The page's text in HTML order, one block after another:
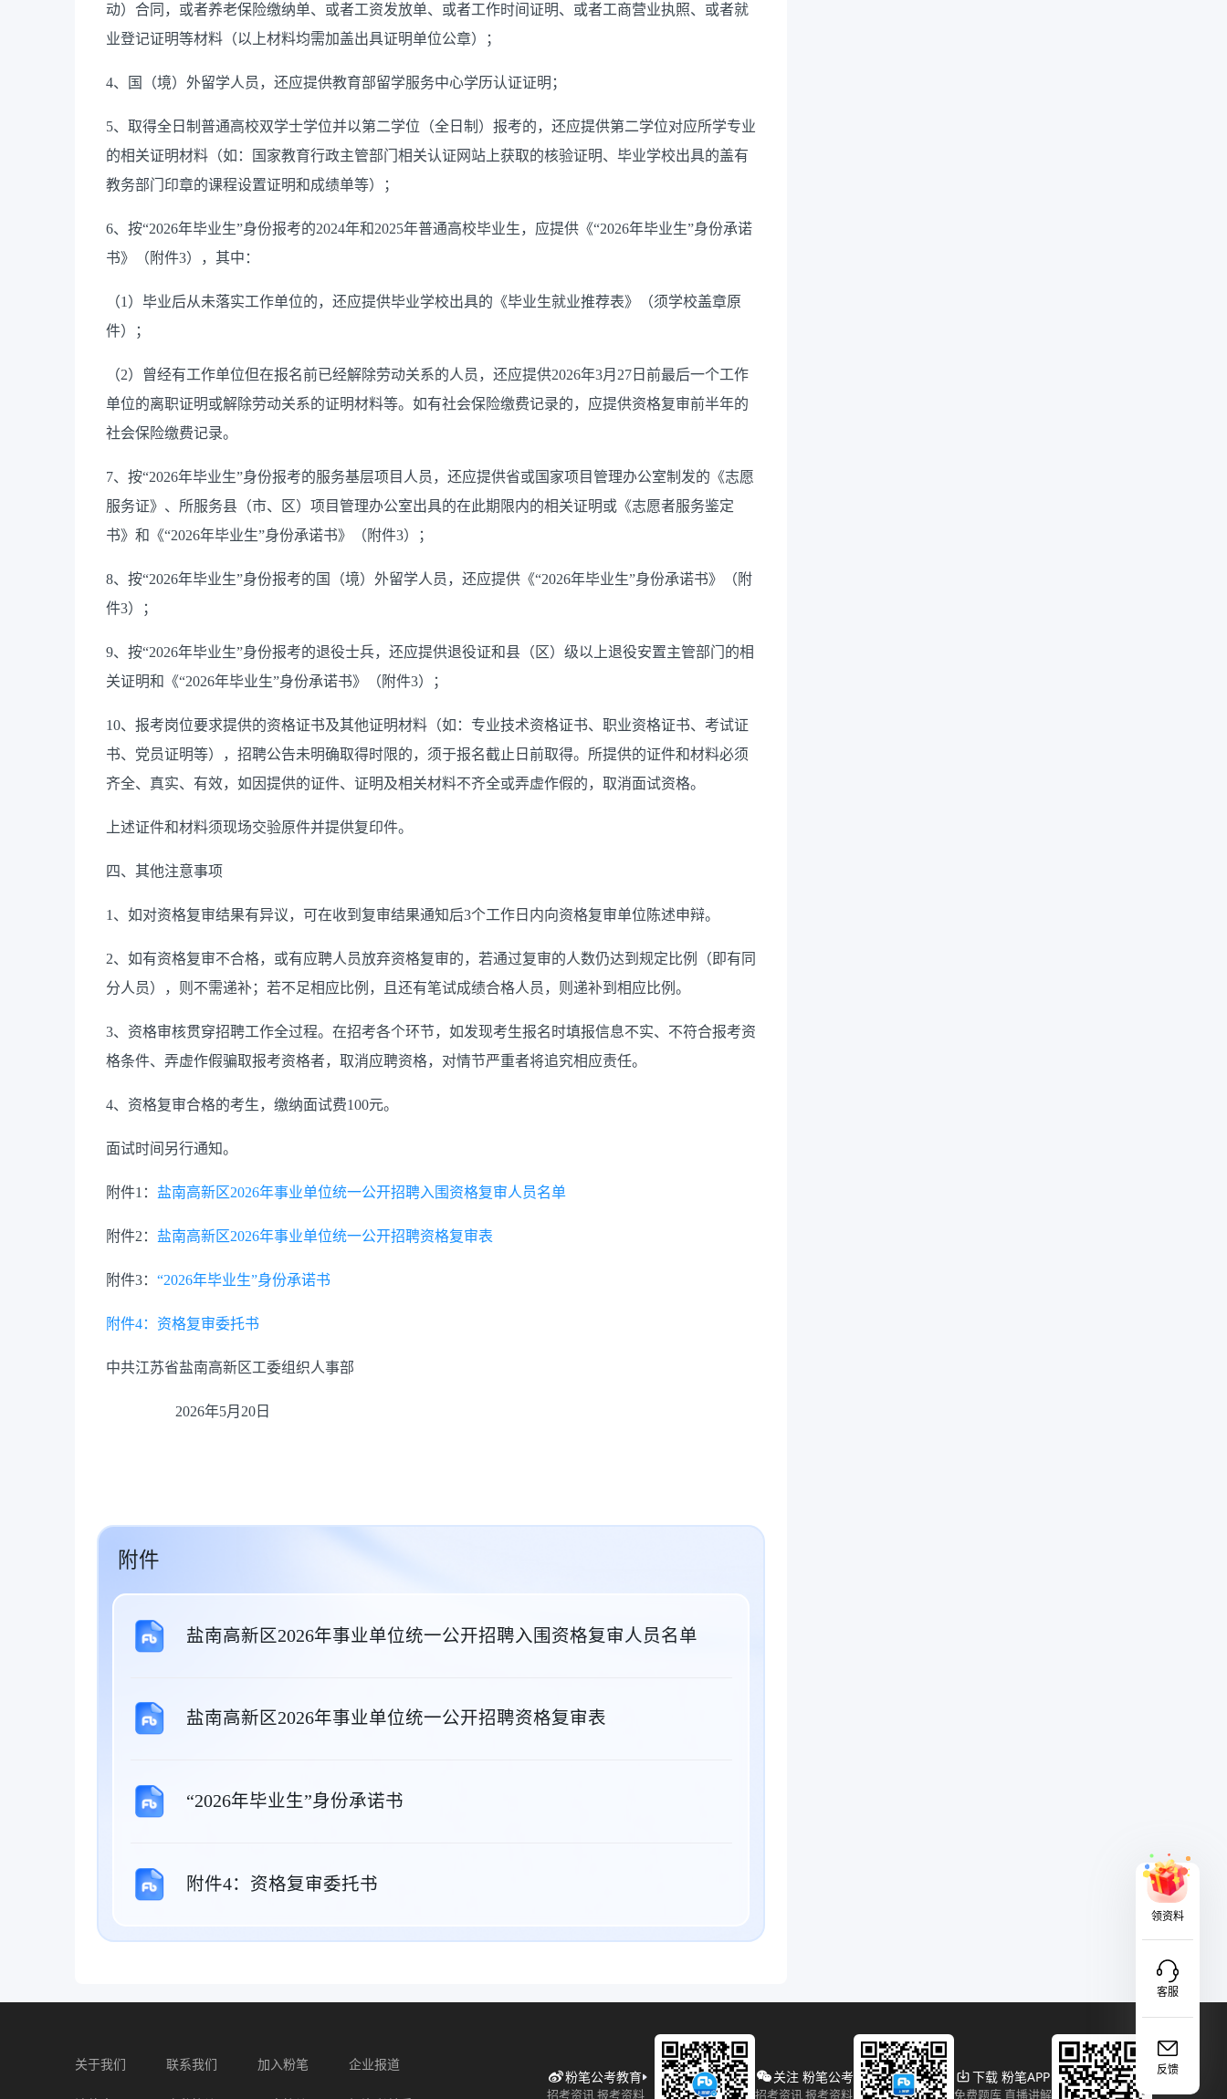
动）合同，或者养老保险缴纳单、或者工资发放单、或者工作时间证明、或者工商营业执照、或者就
业登记证明等材料（以上材料均需加盖出具证明单位公章）；
4、国（境）外留学人员，还应提供教育部留学服务中心学历认证证明；
5、取得全日制普通高校双学士学位并以第二学位（全日制）报考的，还应提供第二学位对应所学专业
的相关证明材料（如：国家教育行政主管部门相关认证网站上获取的核验证明、毕业学校出具的盖有
教务部门印章的课程设置证明和成绩单等）；
6、按“2026年毕业生”身份报考的2024年和2025年普通高校毕业生，应提供《“2026年毕业生”身份承诺
书》（附件3），其中：
（1）毕业后从未落实工作单位的，还应提供毕业学校出具的《毕业生就业推荐表》（须学校盖章原
件）；
（2）曾经有工作单位但在报名前已经解除劳动关系的人员，还应提供2026年3月27日前最后一个工作
单位的离职证明或解除劳动关系的证明材料等。如有社会保险缴费记录的，应提供资格复审前半年的
社会保险缴费记录。
7、按“2026年毕业生”身份报考的服务基层项目人员，还应提供省或国家项目管理办公室制发的《志愿
服务证》、所服务县（市、区）项目管理办公室出具的在此期限内的相关证明或《志愿者服务鉴定
书》和《“2026年毕业生”身份承诺书》（附件3）；
8、按“2026年毕业生”身份报考的国（境）外留学人员，还应提供《“2026年毕业生”身份承诺书》（附
件3）；
9、按“2026年毕业生”身份报考的退役士兵，还应提供退役证和县（区）级以上退役安置主管部门的相
关证明和《“2026年毕业生”身份承诺书》（附件3）；
10、报考岗位要求提供的资格证书及其他证明材料（如：专业技术资格证书、职业资格证书、考试证
书、党员证明等），招聘公告未明确取得时限的，须于报名截止日前取得。所提供的证件和材料必须
齐全、真实、有效，如因提供的证件、证明及相关材料不齐全或弄虚作假的，取消面试资格。
上述证件和材料须现场交验原件并提供复印件。
四、其他注意事项
1、如对资格复审结果有异议，可在收到复审结果通知后3个工作日内向资格复审单位陈述申辩。
2、如有资格复审不合格，或有应聘人员放弃资格复审的，若通过复审的人数仍达到规定比例（即有同
分人员），则不需递补；若不足相应比例，且还有笔试成绩合格人员，则递补到相应比例。
3、资格审核贯穿招聘工作全过程。在招考各个环节，如发现考生报名时填报信息不实、不符合报考资
格条件、弄虚作假骗取报考资格者，取消应聘资格，对情节严重者将追究相应责任。
4、资格复审合格的考生，缴纳面试费100元。
面试时间另行通知。
附件1： 盐南高新区2026年事业单位统一公开招聘入围资格复审人员名单
附件2： 盐南高新区2026年事业单位统一公开招聘资格复审表
附件3： “2026年毕业生”身份承诺书
附件4：资格复审委托书
中共江苏省盐南高新区工委组织人事部
2026年5月20日
附件
盐南高新区2026年事业单位统一公开招聘入围资格复审人员名单
盐南高新区2026年事业单位统一公开招聘资格复审表
“2026年毕业生”身份承诺书
附件4：资格复审委托书
领资料
客服
反馈
关于我们 联系我们 加入粉笔 企业报道
粉笔公考教育
招考资讯 报考资料
关注 粉笔公考
招考资讯 报考资料
下载 粉笔APP
免费题库 直播讲解